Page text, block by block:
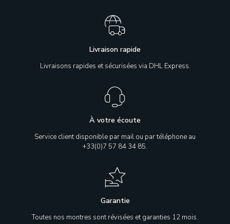
Livraison rapide
Livraisons rapides et sécurisées via DHL Express.
À votre écoute
Service client disponible par mail ou par téléphone au
+33(0)7 57 84 34 85.
Garantie
Toutes nos montres sont révisées et garanties 12 mois.